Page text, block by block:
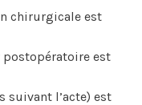
chirurgicale est
postopératoire est
suivant l’acte) est